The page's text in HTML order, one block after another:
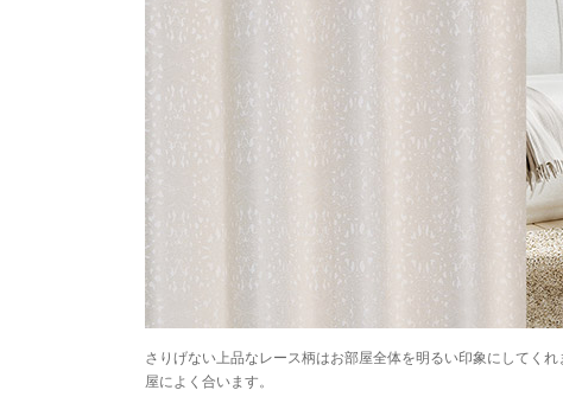
さりげない上品なレース柄はお部屋全体を明るい印象にしてく
屋によく合います。